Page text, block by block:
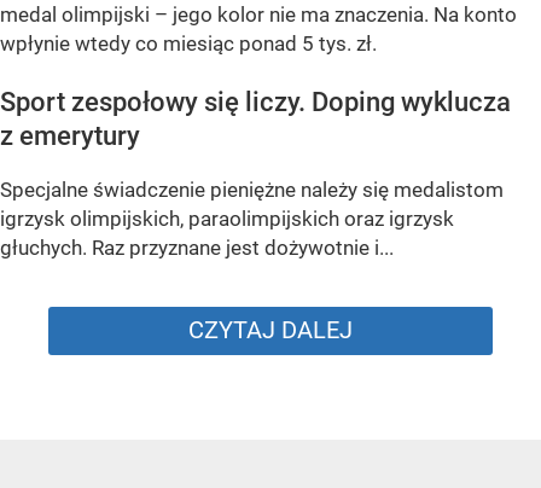
medal olimpijski – jego kolor nie ma znaczenia. Na konto
wpłynie wtedy co miesiąc ponad 5 tys. zł.
Sport zespołowy się liczy. Doping wyklucza
z emerytury
Specjalne świadczenie pieniężne należy się medalistom
igrzysk olimpijskich, paraolimpijskich oraz igrzysk
głuchych. Raz przyznane jest dożywotnie i...
CZYTAJ DALEJ